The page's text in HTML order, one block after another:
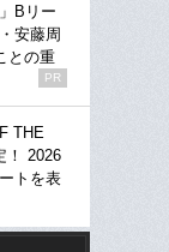
Bリー
安藤周
との重
PR
THE
！ 2026
トを表